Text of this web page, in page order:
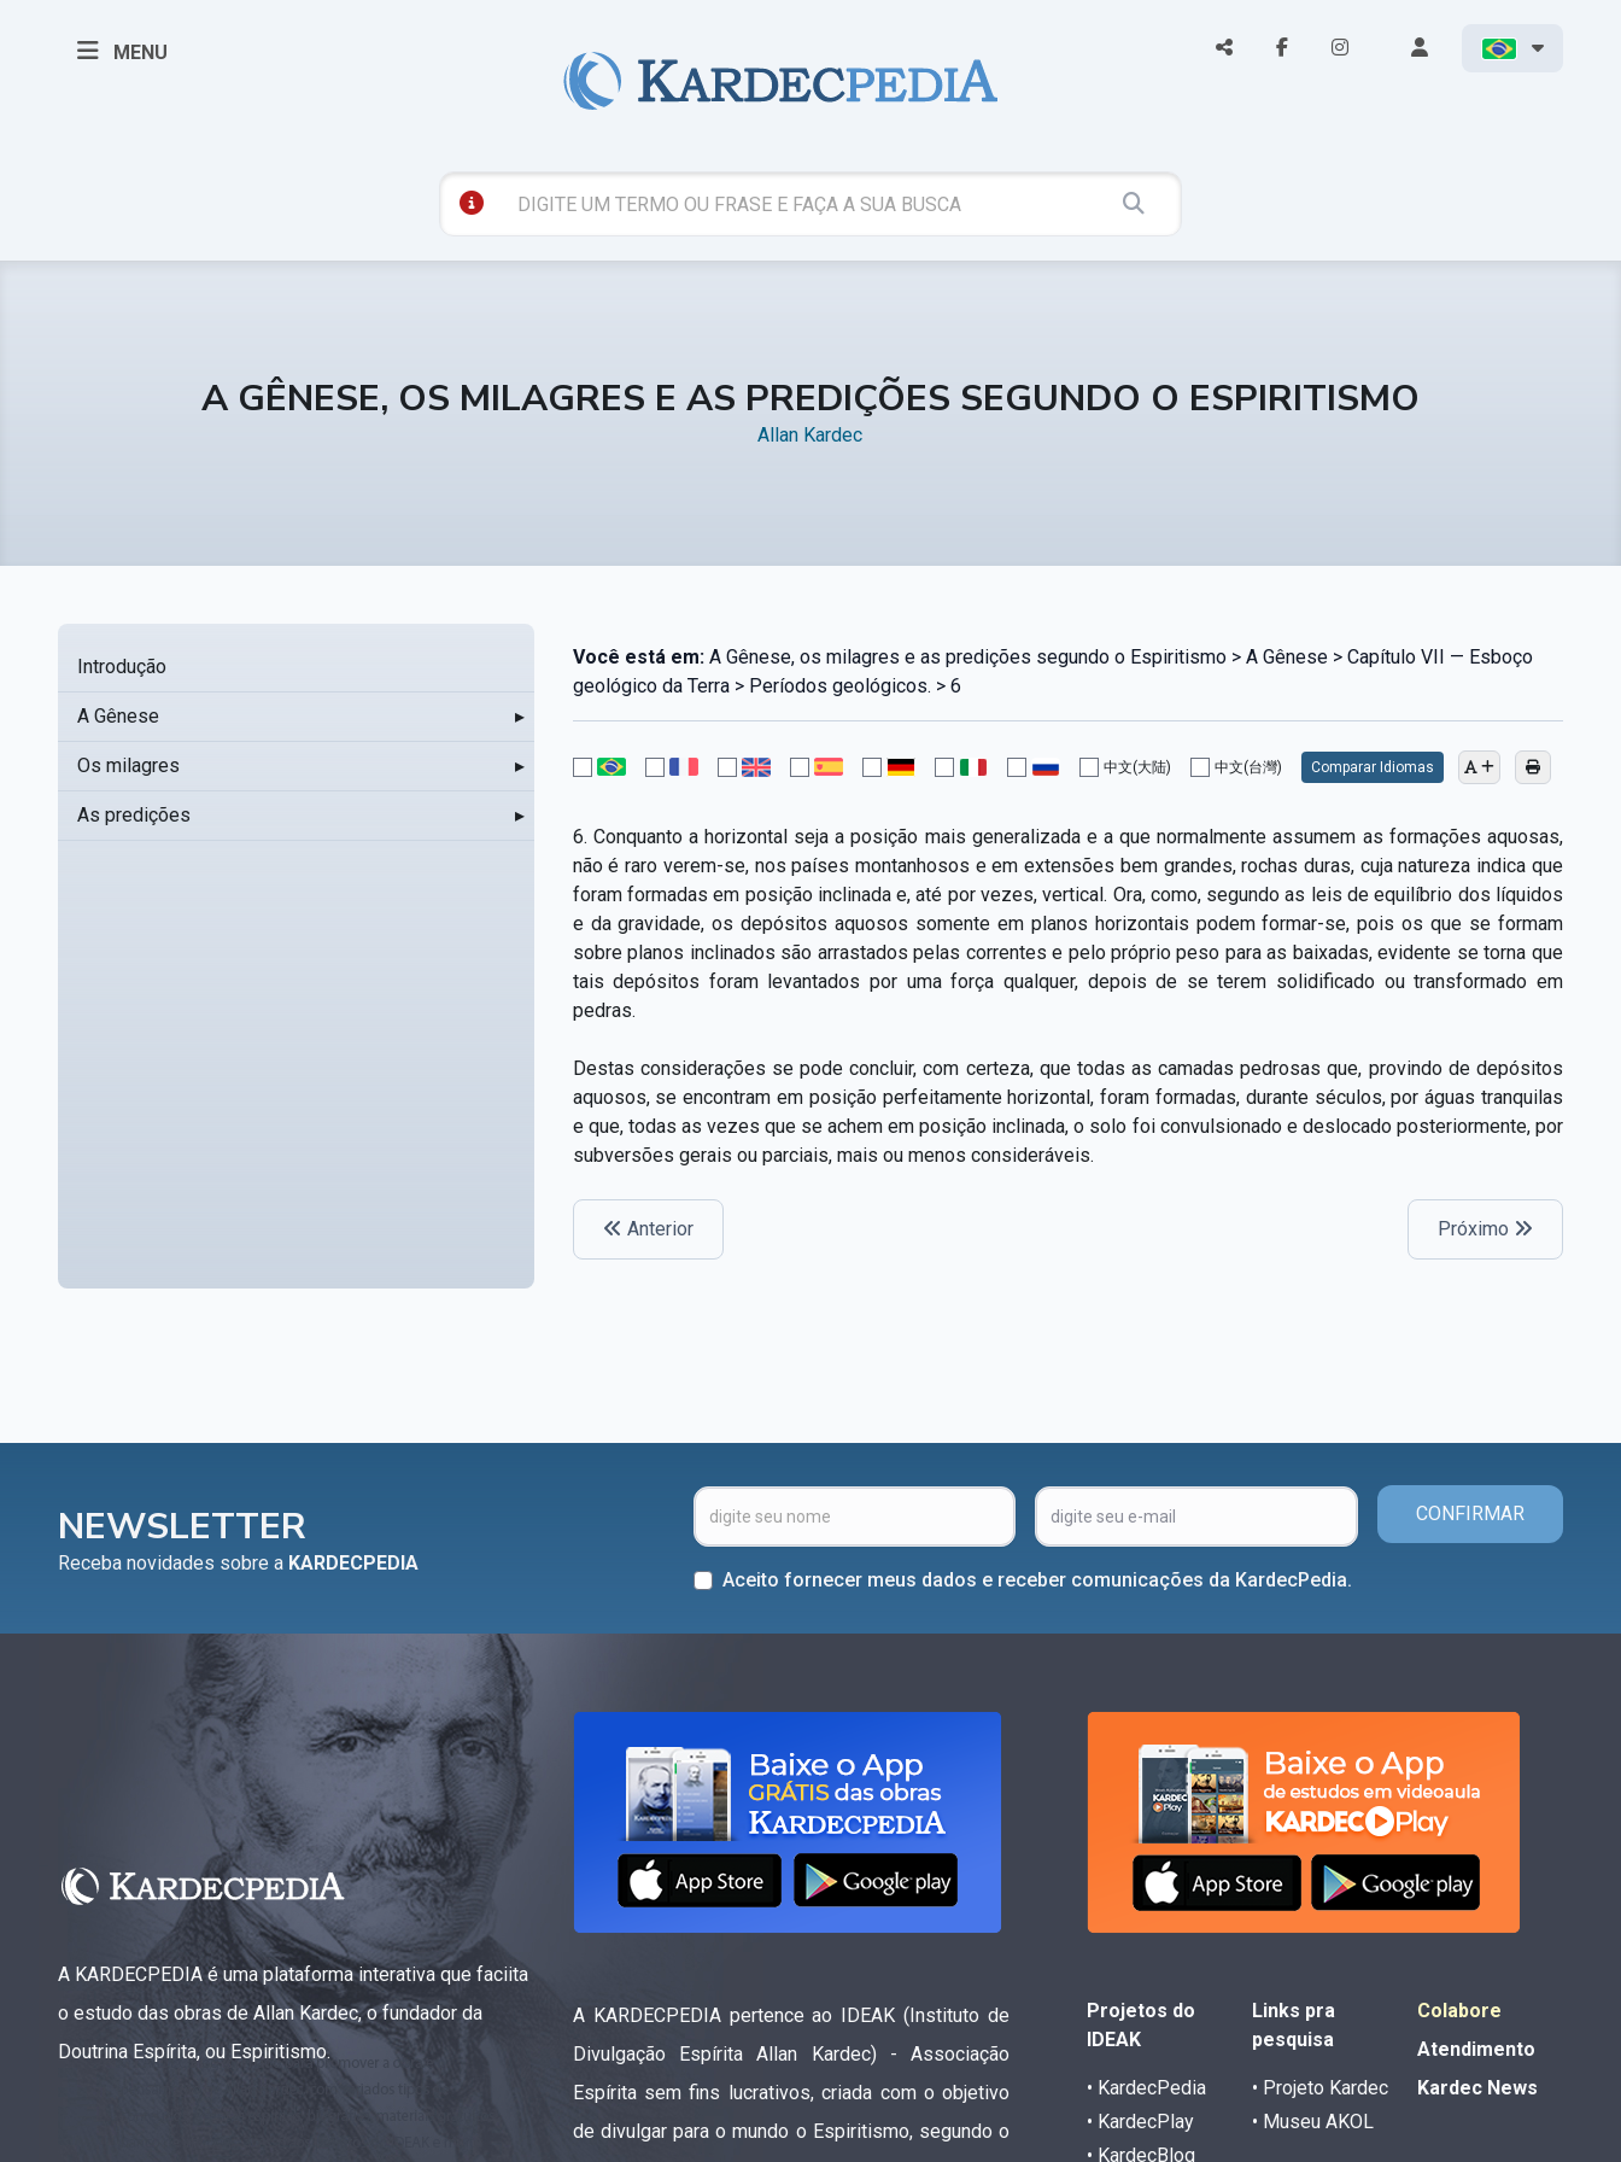
MENU
A GÊNESE, OS MILAGRES E AS PREDIÇÕES SEGUNDO O ESPIRITISMO
Allan Kardec
Introdução
A Gênese ▸
Os milagres ▸
As predições ▸
Você está em:A Gênese, os milagres e as predições segundo o Espiritismo > A Gênese > Capítulo VII — Esboço
geológico da Terra > Períodos geológicos. > 6
中文(大陆) 中文(台灣) Comparar Idiomas
6. Conquanto a horizontal seja a posição mais generalizada e a que normalmente assumem as formações aquosas,
não é raro verem-­se, nos países montanhosos e em extensões bem grandes, rochas duras, cuja natureza indica que
foram formadas em posição inclinada e, até por vezes, vertical. Ora, como, segundo as leis de equilíbrio dos líquidos
e da gravidade, os depósitos aquosos somente em planos horizontais podem formar-­se, pois os que se formam
sobre planos inclinados são arrastados pelas correntes e pelo próprio peso para as baixadas, evidente se torna que
tais depósitos foram levantados por uma força qualquer, depois de se terem solidificado ou transformado em
pedras.
Destas considerações se pode concluir, com certeza, que todas as camadas pedrosas que, provindo de depósitos
aquosos, se encontram em posição perfeitamente horizontal, foram formadas, durante séculos, por águas tranquilas
e que, todas as vezes que se achem em posição inclinada, o solo foi convulsionado e deslocado posteriormente, por
subversões gerais ou parciais, mais ou menos consideráveis.
Anterior Próximo
NEWSLETTER
Receba novidades sobre a KARDECPEDIA
CONFIRMAR
Aceito fornecer meus dados e receber comunicações da KardecPedia.
A KARDECPEDIA é uma plataforma interativa que faciita
o estudo das obras de Allan Kardec, o fundador da
Doutrina Espírita, ou Espiritismo.
A KARDECPEDIA pertence ao IDEAK (Instituto de
Divulgação Espírita Allan Kardec) - Associação
Espírita sem fins lucrativos, criada com o objetivo
de divulgar para o mundo o Espiritismo, segundo o
Projetos do
IDEAK
• KardecPedia
• KardecPlay
• KardecBlog
Links pra
pesquisa
• Projeto Kardec
• Museu AKOL
Colabore
Atendimento
Kardec News